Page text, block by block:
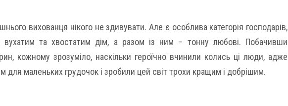
вихованця нікого не здивувати. Але є особлива категорія господарів,
вухатим та хвостатим дім, а разом із ним – тонну любові. Побачивши
кожному зрозуміло, наскільки героїчно вчинили колись ці люди, адже
для маленьких грудочок і зробили цей світ трохи кращим і добрішим.